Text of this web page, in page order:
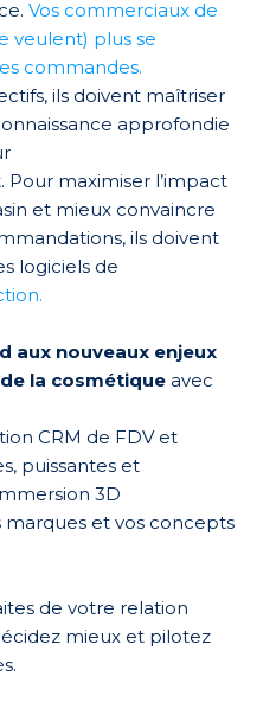
Vos commerciaux de
veulent) plus se
commandes.
ils doivent maîtriser
approfondie
maximiser l’impact
et mieux convaincre
ils doivent
logiciels de
aux nouveaux enjeux
la cosmétique avec
CRM de FDV et
puissantes et
3D
marques et vos concepts
de votre relation
mieux et pilotez